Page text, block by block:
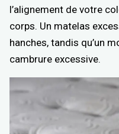
l’alignement de votre
corps. Un matelas
hanches, tandis qu’un
cambrure excessive.